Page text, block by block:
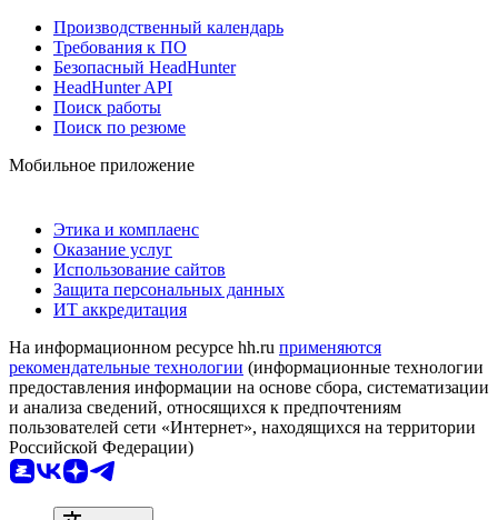
Производственный календарь
Требования к ПО
Безопасный HeadHunter
HeadHunter API
Поиск работы
Поиск по резюме
Мобильное приложение
Этика и комплаенс
Оказание услуг
Использование сайтов
Защита персональных данных
ИТ аккредитация
На информационном ресурсе hh.ru применяются
рекомендательные технологии (информационные технологии
предоставления информации на основе сбора, систематизации
и анализа сведений, относящихся к предпочтениям
пользователей сети «Интернет», находящихся на территории
Российской Федерации)